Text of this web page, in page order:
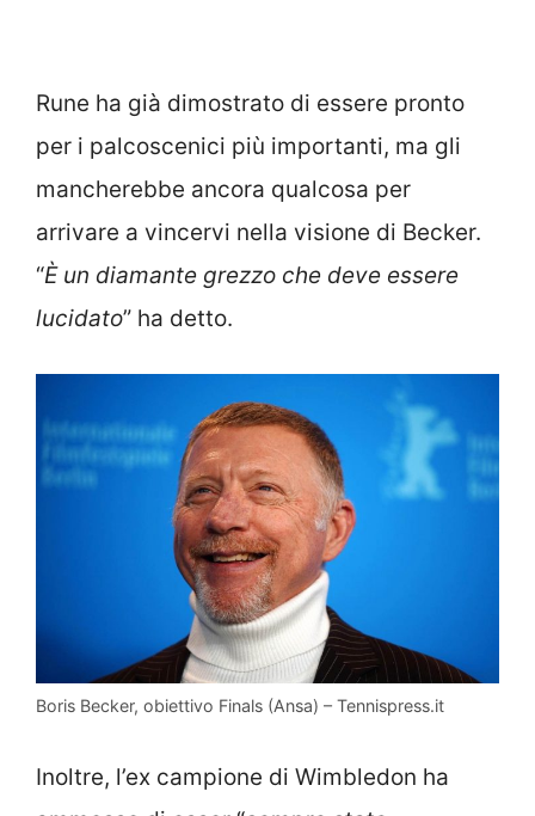
Rune ha già dimostrato di essere pronto
per i palcoscenici più importanti, ma gli
mancherebbe ancora qualcosa per
arrivare a vincervi nella visione di Becker.
“È un diamante grezzo che deve essere
lucidato” ha detto.
Boris Becker, obiettivo Finals (Ansa) – Tennispress.it
Inoltre, l’ex campione di Wimbledon ha